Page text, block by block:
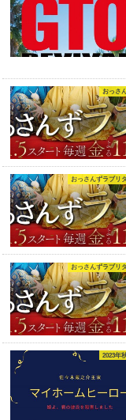
おっさ
おっさんずラブリ
おっさんずラブリ
2023年